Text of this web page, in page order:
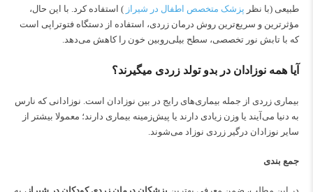
طبیعی (با نظر پزشک متخصص اطفال در شیراز ) استفاده کرد. با این حال،
مؤثرترین و سریع‌ترین روش درمان زردی، استفاده از دستگاه فتوتراپی است
که با تابش نور تخصصی، سطح بیلی‌روبین خون را کاهش می‌دهد.
آیا همه نوزادان در بدو تولد زردی میگیرند؟
بیماری زردی از جمله بیماری‌های رایج در بین نوزادان است. نوزادانی که نارس
به دنیا می‌آیند یا وزن زیادی دارند یا پیش‌زمینه بیماری دارند؛ معمولا بیشتر از
سایر نوزادان درگیر زردی نوزاد می‌شوند.
جمع بندی